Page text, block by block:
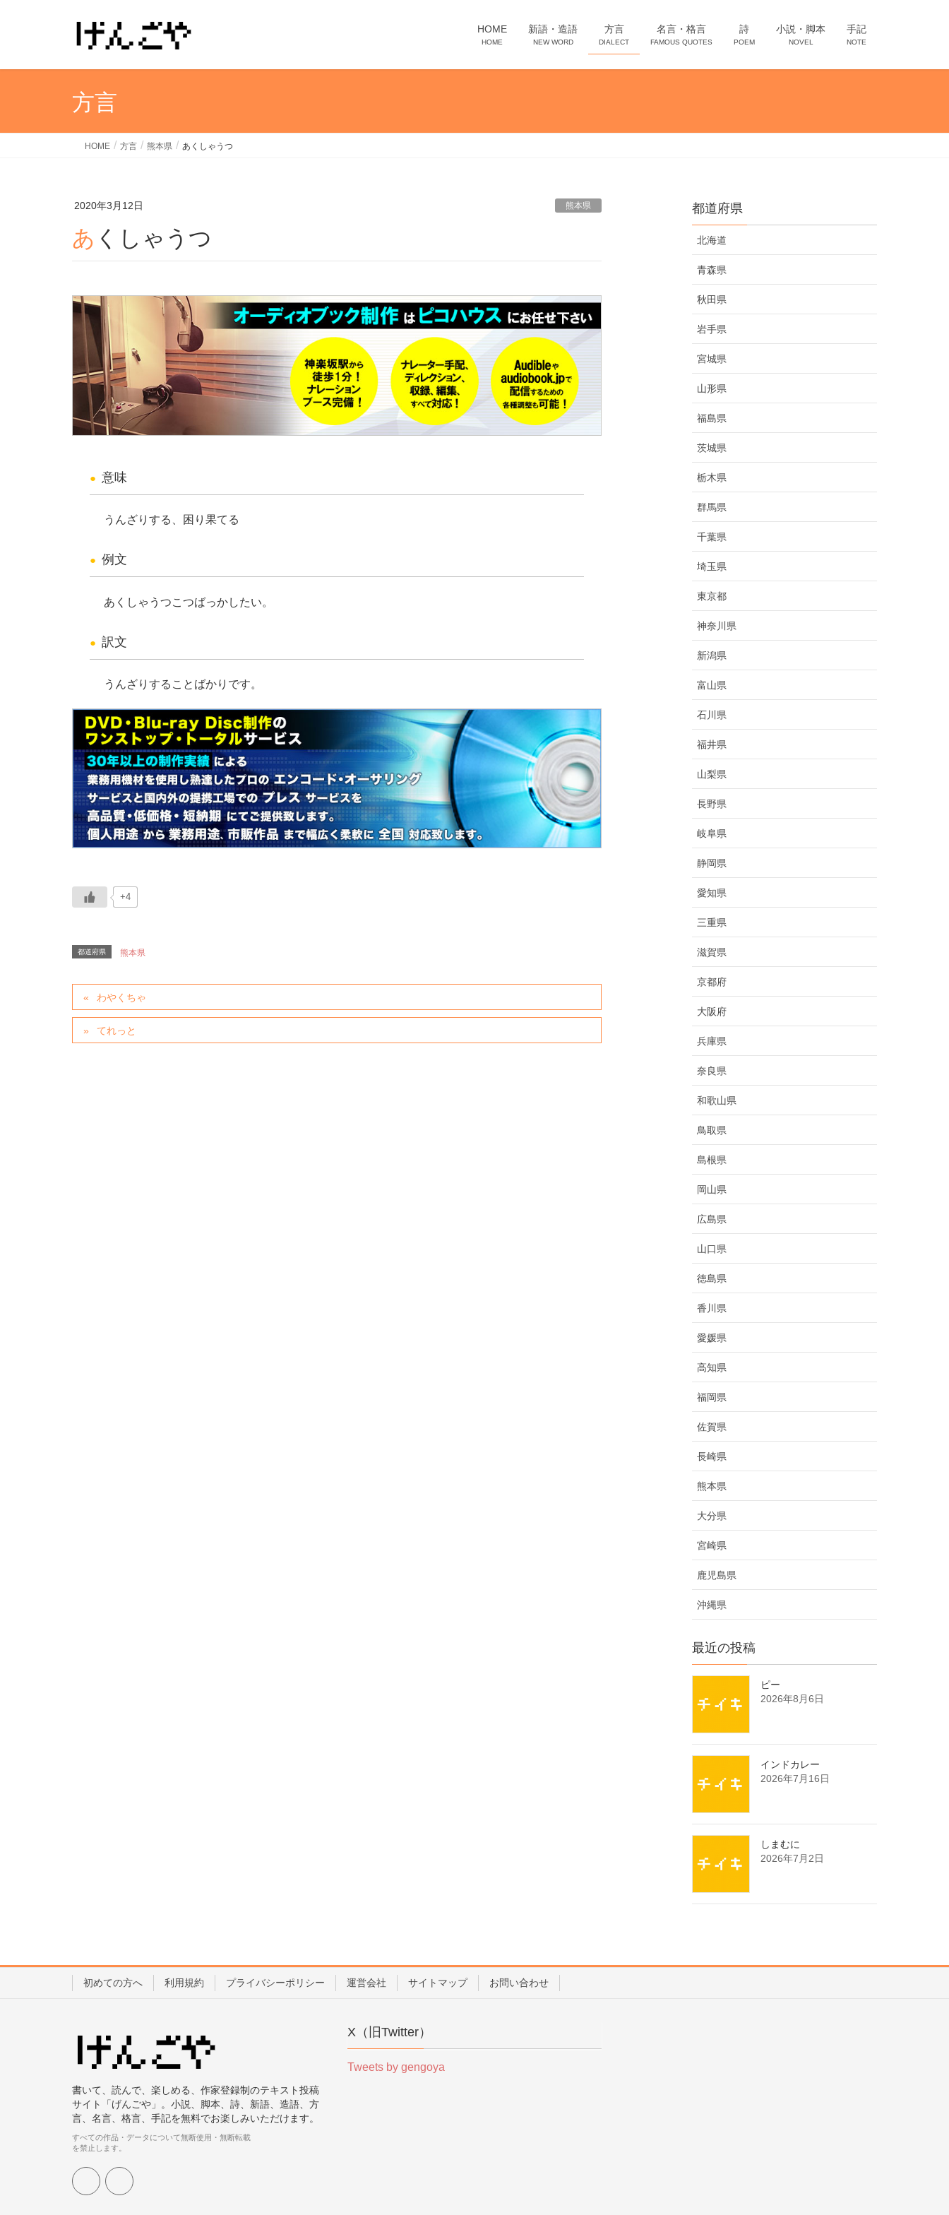
HOME
HOME
新語・造語
NEW WORD
方言
DIALECT
名言・格言
FAMOUS QUOTES
詩
POEM
小説・脚本
NOVEL
手記
NOTE
方言
HOME 方言 熊本県 あくしゃうつ
2020年3月12日 熊本県
あくしゃうつ
意味
うんざりする、困り果てる
例文
あくしゃうつこつばっかしたい。
訳文
うんざりすることばかりです。
+4
都道府県 熊本県
わやくちゃ
てれっと
都道府県
北海道
青森県
秋田県
岩手県
宮城県
山形県
福島県
茨城県
栃木県
群馬県
千葉県
埼玉県
東京都
神奈川県
新潟県
富山県
石川県
福井県
山梨県
長野県
岐阜県
静岡県
愛知県
三重県
滋賀県
京都府
大阪府
兵庫県
奈良県
和歌山県
鳥取県
島根県
岡山県
広島県
山口県
徳島県
香川県
愛媛県
高知県
福岡県
佐賀県
長崎県
熊本県
大分県
宮崎県
鹿児島県
沖縄県
最近の投稿
ピー
2026年8月6日
インドカレー
2026年7月16日
しまむに
2026年7月2日
初めての方へ 利用規約 プライバシーポリシー 運営会社 サイトマップ お問い合わせ
書いて、読んで、楽しめる、作家登録制のテキスト投稿
サイト「げんごや」。小説、脚本、詩、新語、造語、方
言、名言、格言、手記を無料でお楽しみいただけます。
すべての作品・データについて無断使用・無断転載
を禁止します。
X（旧Twitter）
Tweets by gengoya